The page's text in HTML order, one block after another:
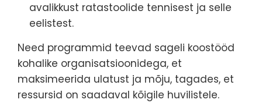
avalikkust ratastoolide tennisest ja selle
eelistest.
Need programmid teevad sageli koostööd
kohalike organisatsioonidega, et
maksimeerida ulatust ja mõju, tagades, et
ressursid on saadaval kõigile huvilistele.